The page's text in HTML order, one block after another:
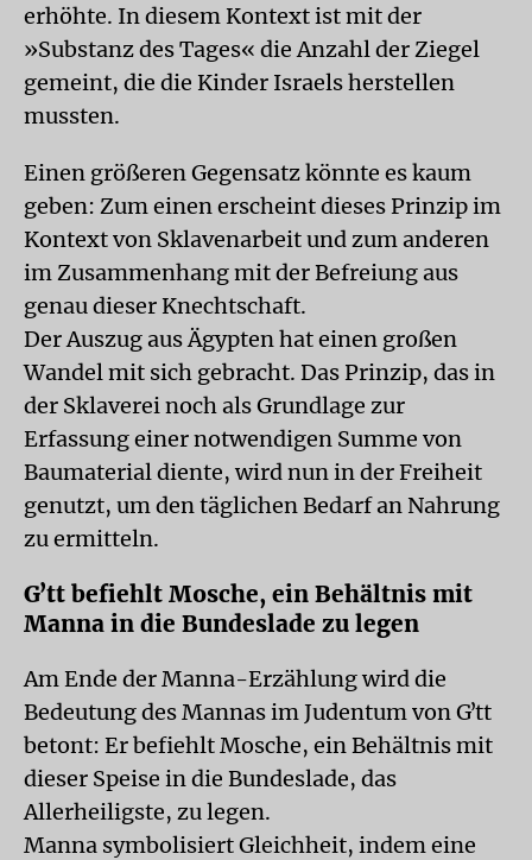
erhöhte. In diesem Kontext ist mit der
»Substanz des Tages« die Anzahl der Ziegel
gemeint, die die Kinder Israels herstellen
mussten.
Einen größeren Gegensatz könnte es kaum
geben: Zum einen erscheint dieses Prinzip im
Kontext von Sklavenarbeit und zum anderen
im Zusammenhang mit der Befreiung aus
genau dieser Knechtschaft.
Der Auszug aus Ägypten hat einen großen
Wandel mit sich gebracht. Das Prinzip, das in
der Sklaverei noch als Grundlage zur
Erfassung einer notwendigen Summe von
Baumaterial diente, wird nun in der Freiheit
genutzt, um den täglichen Bedarf an Nahrung
zu ermitteln.
Gʼtt befiehlt Mosche, ein Behältnis mit
Manna in die Bundeslade zu legen
Am Ende der Manna-Erzählung wird die
Bedeutung des Mannas im Judentum von Gʼtt
betont: Er befiehlt Mosche, ein Behältnis mit
dieser Speise in die Bundeslade, das
Allerheiligste, zu legen.
Manna symbolisiert Gleichheit, indem eine